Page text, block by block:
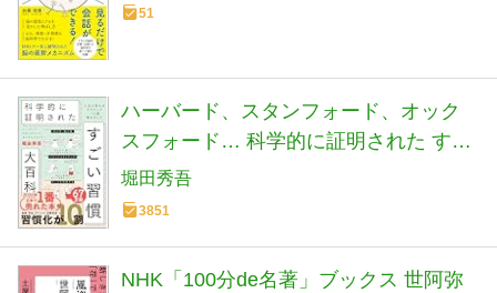
51
ハーバード、スタンフォード、オック
スフォード… 科学的に証明された すご
い習慣大百科 人生が変わるテクニック
112個集めました
堀田秀吾
3851
NHK「100分de名著」ブックス 世阿弥